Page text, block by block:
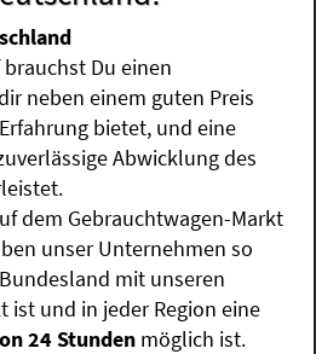
Du einen
neben einem guten Preis
bietet, und eine
Abwicklung des
dem Gebrauchtwagen-Markt
unser Unternehmen so
mit unseren
ist und in jeder Region eine
24 Stunden möglich ist.